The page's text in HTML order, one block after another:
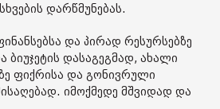
დარწმუნებას.
და პირად რესურსებზე
დასაგეგმად, ახალი
ფიქრისა და გონივრული
იმოქმედე მშვიდად და